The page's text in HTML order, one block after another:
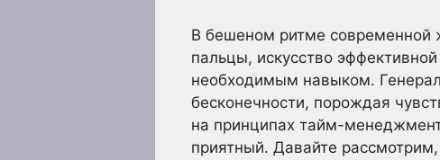
В бешеном ритме современной
пальцы, искусство
необходимым навыком.
бесконечности, порождая
на принципах тайм-
приятный. Давайте